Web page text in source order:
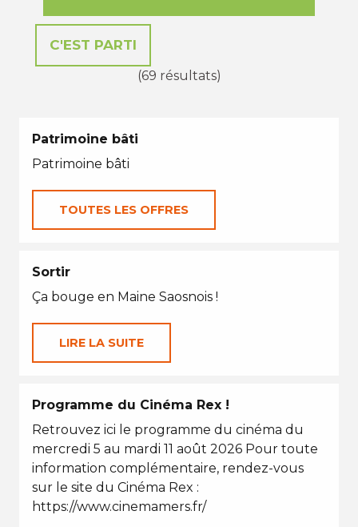
(69 résultats)
Patrimoine bâti
Patrimoine bâti
TOUTES LES OFFRES
Sortir
Ça bouge en Maine Saosnois !
LIRE LA SUITE
Programme du Cinéma Rex !
Retrouvez ici le programme du cinéma du
mercredi 5 au mardi 11 août 2026 Pour toute
information complémentaire, rendez-vous
sur le site du Cinéma Rex :
https://www.cinemamers.fr/